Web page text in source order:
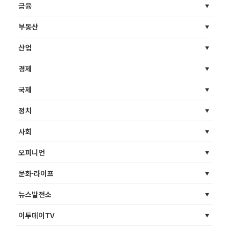
금융
부동산
산업
경제
국제
정치
사회
오피니언
문화·라이프
뉴스발전소
이투데이TV